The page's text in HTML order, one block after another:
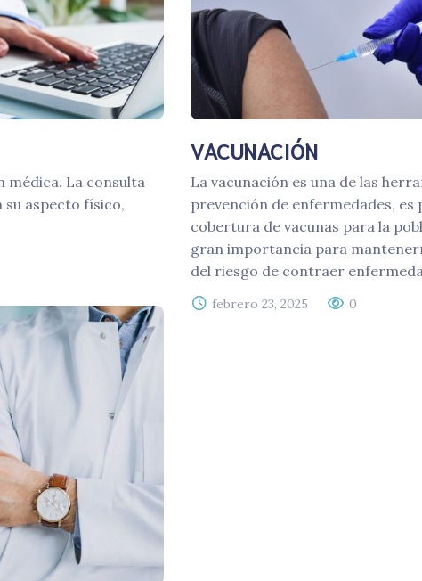
médica. La consulta
aspecto físico,
VACUNACIÓN
La vacunación es una de las
prevención de enfermedades, es
cobertura de vacunas para la
gran importancia para
del riesgo de contraer
febrero 23, 2025 0